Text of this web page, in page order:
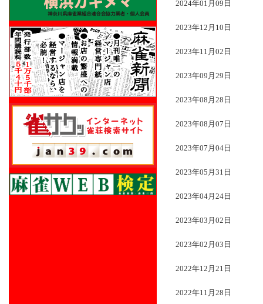
2024年01月09日
2023年12月10日
2023年11月02日
2023年09月29日
2023年08月28日
2023年08月07日
2023年07月04日
2023年05月31日
2023年04月24日
2023年03月02日
2023年02月03日
2022年12月21日
2022年11月28日